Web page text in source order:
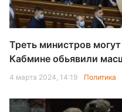
Треть министров
Кабмине обьявили
4 марта 2024, 14:19 Политика